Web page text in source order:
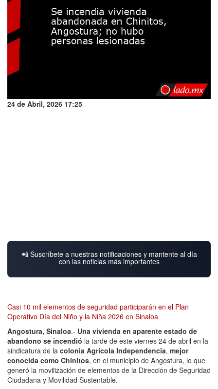
24 de Abril, 2026 17:25
📲 Suscríbete a nuestras notificaciones y mantente al día
con las noticias más importantes
Casi 10 mil elementos de seguridad participarán en el Plan
Operativo Día del Niño y la Niña 2026 en Sinaloa
Angostura, Sinaloa.- Una vivienda en aparente estado de
abandono se incendió la tarde de este viernes 24 de abril en la
sindicatura de la colonia Agrícola Independencia, mejor
conocida como Chinitos, en el municipio de Angostura, lo que
generó la movilización de elementos de la Dirección de Seguridad
Ciudadana y Movilidad Sustentable.